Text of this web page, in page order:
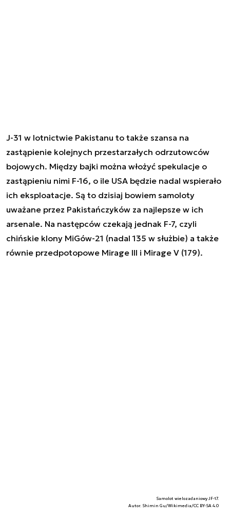
J-31 w lotnictwie Pakistanu to także szansa na
zastąpienie kolejnych przestarzałych odrzutowców
bojowych. Między bajki można włożyć spekulacje o
zastąpieniu nimi F-16, o ile USA będzie nadal wspierało
ich eksploatacje. Są to dzisiaj bowiem samoloty
uważane przez Pakistańczyków za najlepsze w ich
arsenale. Na następców czekają jednak F-7, czyli
chińskie klony MiGów-21 (nadal 135 w służbie) a także
równie przedpotopowe Mirage III i Mirage V (179).
Samolot wielozadaniowy JF-17.
Autor. Shimin Gu/Wikimedia/CC BY-SA 4.0